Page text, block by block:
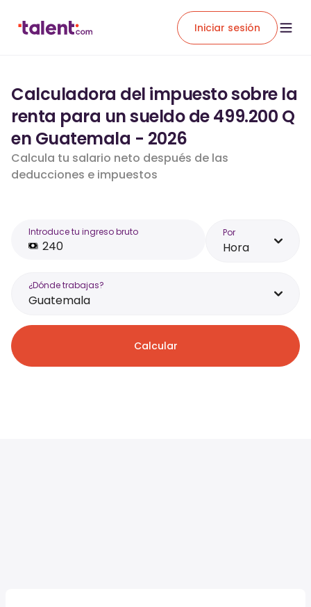
Iniciar sesión
Calculadora del impuesto sobre la
renta para un sueldo de 499.200 Q
en Guatemala - 2026
Calcula tu salario neto después de las
deducciones e impuestos
Introduce tu ingreso bruto Por
Hora
¿Dónde trabajas?
Guatemala
Calcular